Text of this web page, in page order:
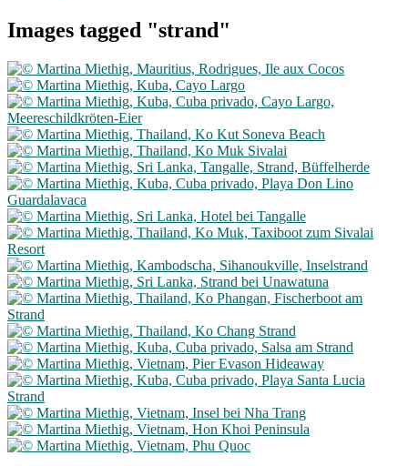
Images tagged "strand"